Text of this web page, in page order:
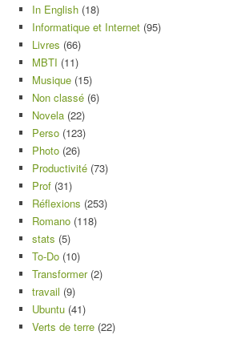
In English (18)
Informatique et Internet (95)
Livres (66)
MBTI (11)
Musique (15)
Non classé (6)
Novela (22)
Perso (123)
Photo (26)
Productivité (73)
Prof (31)
Réflexions (253)
Romano (118)
stats (5)
To-Do (10)
Transformer(2)
travail (9)
Ubuntu (41)
Verts de terre (22)